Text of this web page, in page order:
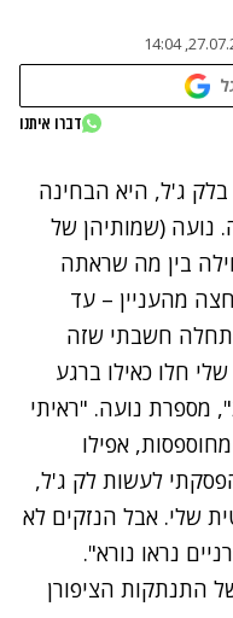
27.07.24,
דברו איתנו
ג'ל, היא הבחינה
נועה (שמותיהן של
בין מה שראתה
מהעניין – עד
חשבתי שזה
חלו כאילו ברגע
מספרת נועה. "ראיתי
אפילו
לעשות לק ג'ל,
שלי. אבל הנזקים לא
נראו נורא".
התנתקות הציפורן